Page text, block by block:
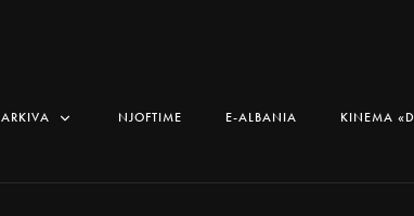
ARKIVA NJOFTIME E-ALBANIA KINEMA